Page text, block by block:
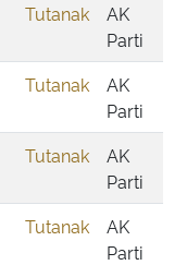
Tutanak
AK
Parti
Tutanak
AK
Parti
Tutanak
AK
Parti
Tutanak
AK
Parti